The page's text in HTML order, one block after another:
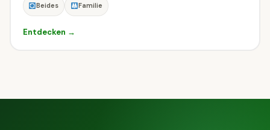
Beides Familie
Entdecken →